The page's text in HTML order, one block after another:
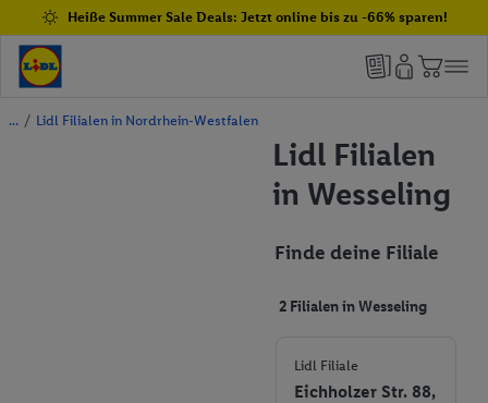
Heiße Summer Sale Deals: Jetzt online bis zu -66% sparen!
/ Lidl Filialen in Nordrhein-Westfalen
Lidl Filialen
in Wesseling
Finde deine Filiale
2 Filialen in Wesseling
Lidl Filiale
Eichholzer Str. 88,